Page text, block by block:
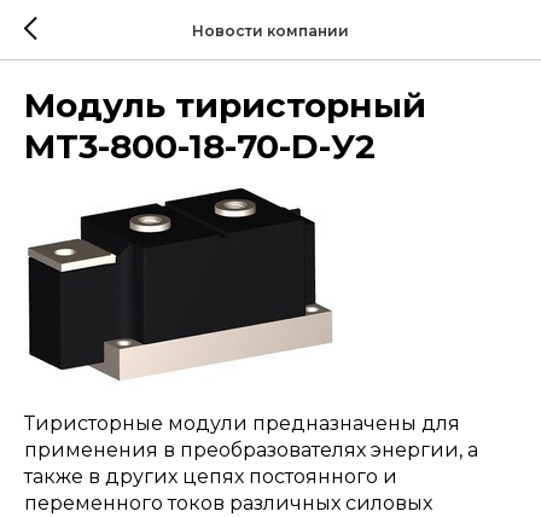
Новости компании
Модуль тиристорный
МТ3-800-18-70-D-У2
Тиристорные модули предназначены для
применения в преобразователях энергии, а
также в других цепях постоянного и
переменного токов различных силовых